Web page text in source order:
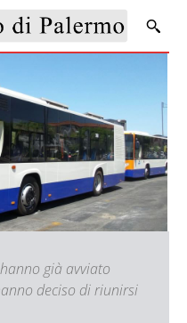
già avviato
deciso di riunirsi